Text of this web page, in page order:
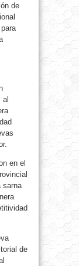
de
al
en el
sarna
de